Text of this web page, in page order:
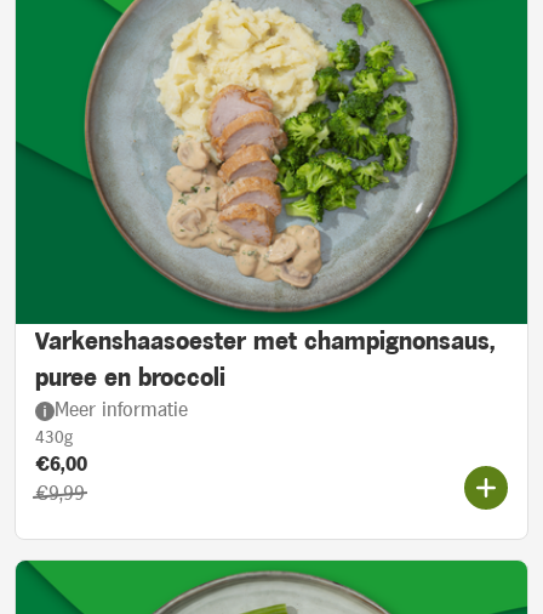
Varkenshaasoester met champignonsaus,
puree en broccoli
Meer informatie
430g
Product prijs::
Actieprijs:
€6,00
Oorspronkelijke prijs:
€9,99